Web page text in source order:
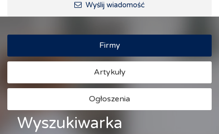
Wyślij wiadomość
Firmy
Artykuły
Ogłoszenia
Wyszukiwarka